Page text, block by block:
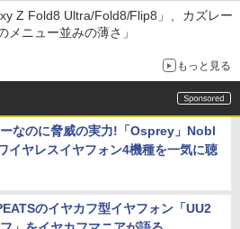
Z Fold8 Ultra/Fold8/Flip8」、カズレー
メニュー並みの薄さ」
もっと見る
なのに脅威の実力!「Osprey」Nobl
イヤレスイヤフォン4機種を一気に聴
のイヤカフ型イヤフォン「UU2